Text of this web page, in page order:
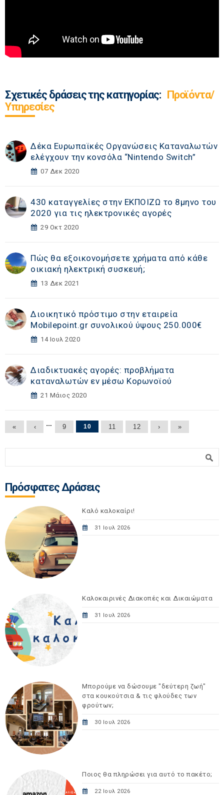
Σχετικές δράσεις της κατηγορίας: Προϊόντα/
Υπηρεσίες
Δέκα Ευρωπαϊκές Οργανώσεις Καταναλωτών
ελέγχουν την κονσόλα “Nintendo Switch”
07 Δεκ 2020
430 καταγγελίες στην ΕΚΠΟΙΖΩ το 8μηνο του
2020 για τις ηλεκτρονικές αγορές
29 Οκτ 2020
Πώς θα εξοικονομήσετε χρήματα από κάθε
οικιακή ηλεκτρική συσκευή;
13 Δεκ 2021
Διοικητικό πρόστιμο στην εταιρεία
Mobilepoint.gr συνολικού ύψους 250.000€
14 Ιουλ 2020
Διαδικτυακές αγορές: προβλήματα
καταναλωτών εν μέσω Κορωνοϊού
21 Μάιος 2020
Σελίδες
« ‹ … 9 10 11 12 › »
Πρόσφατες Δράσεις
Καλό καλοκαίρι!
31 Ιουλ 2026
Καλοκαιρινές Διακοπές και Δικαιώματα
31 Ιουλ 2026
Μπορούμε να δώσουμε "δεύτερη ζωή"
στα κουκούτσια & τις φλούδες των
φρούτων;
30 Ιουλ 2026
Ποιος θα πληρώσει για αυτό το πακέτο;
22 Ιουλ 2026